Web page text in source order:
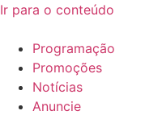
Ir para o conteúdo
Programação
Promoções
Notícias
Anuncie